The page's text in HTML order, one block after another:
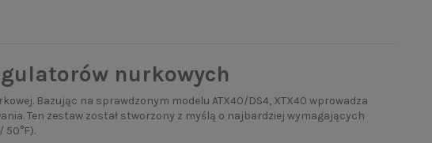
nurkowych
Bazując na sprawdzonym modelu ATX40/DS4, XTX40 wprowadza
Ten zestaw został stworzony z myślą o najbardziej wymagających